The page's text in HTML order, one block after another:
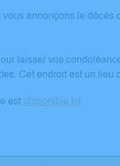
vous annonçons le
laisser vos
Cet endroit est un
est disponible ici .